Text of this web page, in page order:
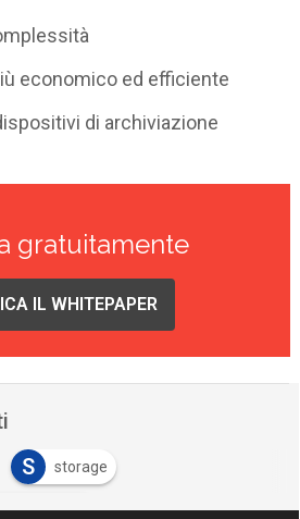
economico ed efficiente
di archiviazione
gratuitamente
IL WHITEPAPER
S storage
storage